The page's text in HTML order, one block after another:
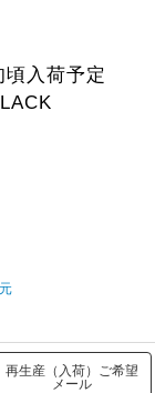
頃入荷予定
再生産（入荷）ご希望
メール